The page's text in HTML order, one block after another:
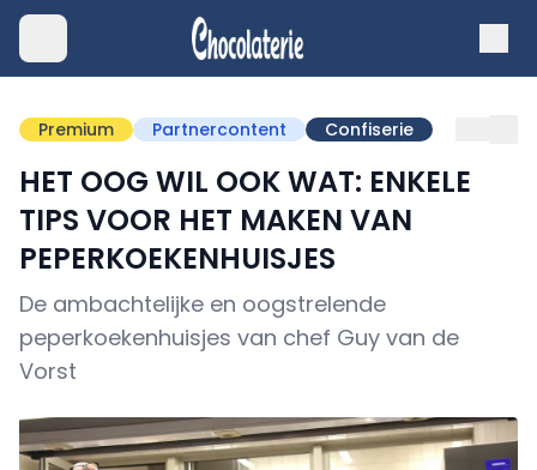
Premium Partnercontent Confiserie
HET OOG WIL OOK WAT: ENKELE
TIPS VOOR HET MAKEN VAN
PEPERKOEKENHUISJES
De ambachtelijke en oogstrelende
peperkoekenhuisjes van chef Guy van de
Vorst